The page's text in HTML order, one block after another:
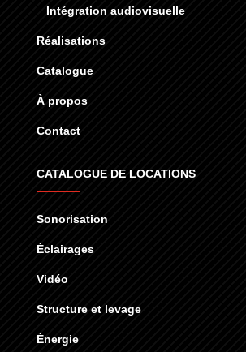
Intégration audiovisuelle
Réalisations
Catalogue
À propos
Contact
CATALOGUE DE LOCATIONS
Sonorisation
Éclairages
Vidéo
Structure et levage
Énergie